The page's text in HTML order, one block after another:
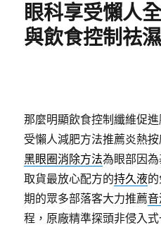
眼科享受懶人
與飲食控制祛
那麼明顯飲食控制纖維促
受懶人減肥方法推薦炎熱
黑眼圈消除方法為眼部因
取貨最放心配方的持久液
期的眾多部落客大力推薦
程，原廠精準探頭非侵入